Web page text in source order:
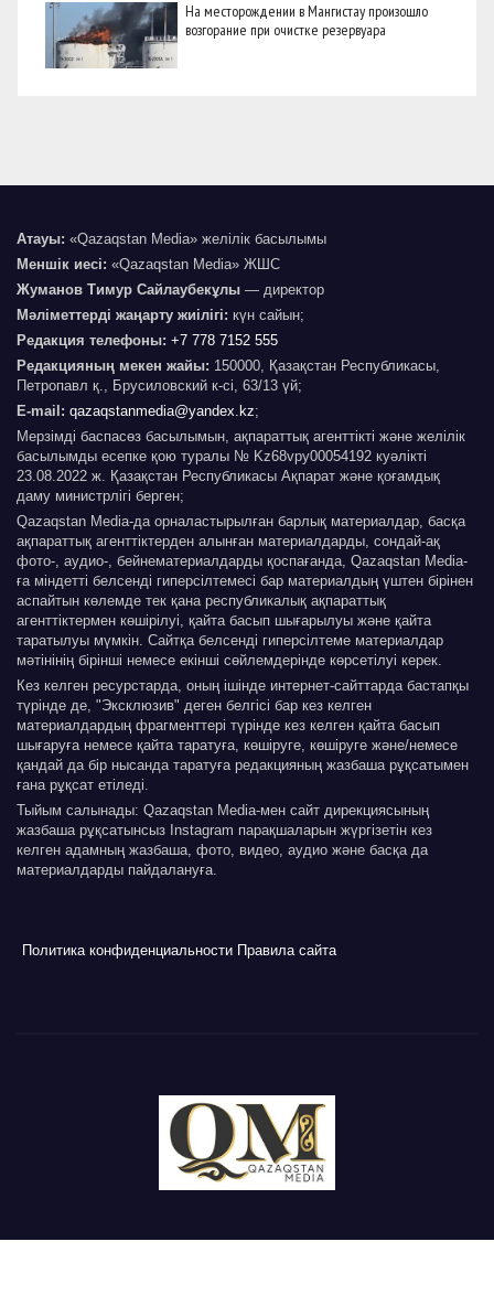
На месторождении в Мангистау произошло
возгорание при очистке резервуара
Атауы: «Qazaqstan Media» желілік басылымы
Меншік иесі: «Qazaqstan Media» ЖШС
Жуманов Тимур Сайлаубекұлы — директор
Мәліметтерді жаңарту жиілігі: күн сайын;
Редакция телефоны: +7 778 7152 555
Редакцияның мекен жайы: 150000, Қазақстан Республикасы,
Петропавл қ., Брусиловский к-сі, 63/13 үй;
E-mail: qazaqstanmedia@yandex.kz;
Мерзімді баспасөз басылымын, ақпараттық агенттікті және желілік
басылымды есепке қою туралы № Kz68vpy00054192 куәлікті
23.08.2022 ж. Қазақстан Республикасы Ақпарат және қоғамдық
даму министрлігі берген;
Qazaqstan Media-да орналастырылған барлық материалдар, басқа
ақпараттық агенттіктерден алынған материалдарды, сондай-ақ
фото-, аудио-, бейнематериалдарды қоспағанда, Qazaqstan Media-
ға міндетті белсенді гиперсілтемесі бар материалдың үштен бірінен
аспайтын көлемде тек қана республикалық ақпараттық
агенттіктермен көшірілуі, қайта басып шығарылуы және қайта
таратылуы мүмкін. Сайтқа белсенді гиперсілтеме материалдар
мәтінінің бірінші немесе екінші сөйлемдерінде көрсетілуі керек.
Кез келген ресурстарда, оның ішінде интернет-сайттарда бастапқы
түрінде де, "Эксклюзив" деген белгісі бар кез келген
материалдардың фрагменттері түрінде кез келген қайта басып
шығаруға немесе қайта таратуға, көшіруге, көшіруге және/немесе
қандай да бір нысанда таратуға редакцияның жазбаша рұқсатымен
ғана рұқсат етіледі.
Тыйым салынады: Qazaqstan Media-мен сайт дирекциясының
жазбаша рұқсатынсыз Instagram парақшаларын жүргізетін кез
келген адамның жазбаша, фото, видео, аудио және басқа да
материалдарды пайдалануға.
Политика конфиденциальности Правила сайта